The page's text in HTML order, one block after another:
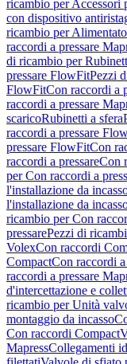
ricambio per Accessori
con dispositivo
ricambio per
raccordi a pressare
di ricambio per
pressare FlowFitPezzi
FlowFitCon raccordi a
raccordi a pressare
scaricoRubinetti a sfera
raccordi a pressare
pressare FlowFitCon
raccordi a pressareCon
per Con raccordi a
l'installazione da
l'installazione da
ricambio per Con
pressarePezzi di
VolexCon raccordi
CompactCon raccordi a
raccordi a pressare
d'intercettazione e
ricambio per Unità
montaggio da incasso
Con raccordi Compact
MapressCollegamenti